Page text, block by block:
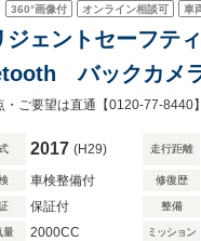
360°画像付 オンライン相談可 車
ジェントセーフテ
バックカ
17インチAW
2017 (H29) 走行距離
車検整備付 修復歴
保証付 整備
量 2000CC ミッション